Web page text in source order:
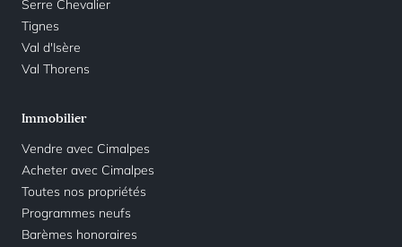
Serre Chevalier
Tignes
Val d'Isère
Val Thorens
Immobilier
Vendre avec Cimalpes
Acheter avec Cimalpes
Toutes nos propriétés
Programmes neufs
Barèmes honoraires